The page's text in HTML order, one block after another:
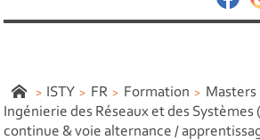
ISTY FR Formation Masters
Ingénierie des Réseaux et des Systèmes
continue & voie alternance /